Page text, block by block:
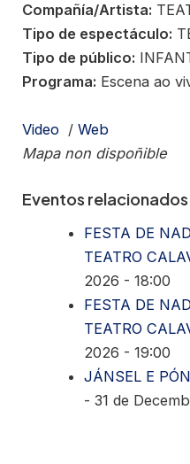
Compañía/Artista:
Tipo de espectáculo:
Tipo de público:
Programa: Escena ao
Video /Web
Mapa non dispoñible
Eventos relacionados
FESTA DE
TEATRO
2026 - 18:00
FESTA DE
TEATRO
2026 - 19:00
JÁNSEL E
- 31 de